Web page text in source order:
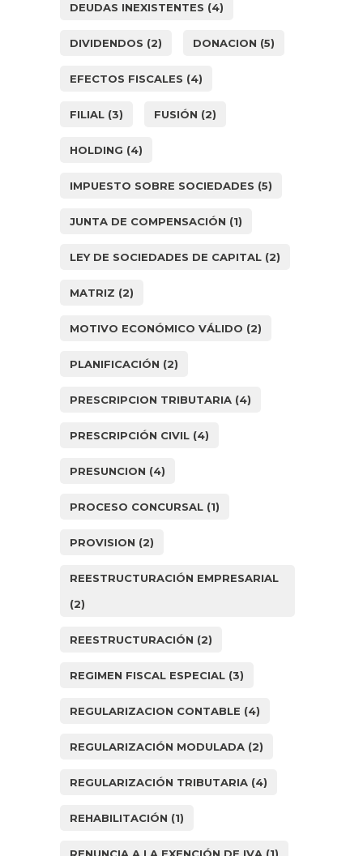
DEUDAS INEXISTENTES (4)
DIVIDENDOS (2) DONACION (5)
EFECTOS FISCALES (4)
FILIAL (3) FUSIÓN (2)
HOLDING (4)
IMPUESTO SOBRE SOCIEDADES (5)
JUNTA DE COMPENSACIÓN (1)
LEY DE SOCIEDADES DE CAPITAL (2)
MATRIZ (2)
MOTIVO ECONÓMICO VÁLIDO (2)
PLANIFICACIÓN (2)
PRESCRIPCION TRIBUTARIA (4)
PRESCRIPCIÓN CIVIL (4)
PRESUNCION (4)
PROCESO CONCURSAL (1)
PROVISION (2)
REESTRUCTURACIÓN EMPRESARIAL
(2)
REESTRUCTURACIÓN (2)
REGIMEN FISCAL ESPECIAL (3)
REGULARIZACION CONTABLE (4)
REGULARIZACIÓN MODULADA (2)
REGULARIZACIÓN TRIBUTARIA (4)
REHABILITACIÓN (1)